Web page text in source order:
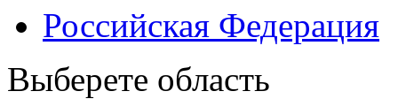
Российская Федерация
Выберете область